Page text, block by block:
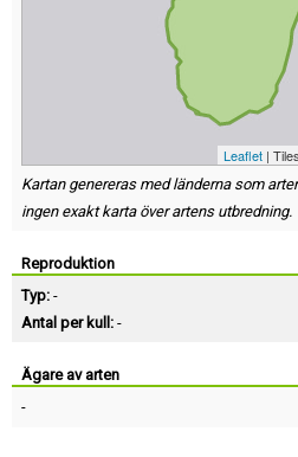
Leaflet |
Kartan genereras med länderna som
ingen exakt karta över artens utbredning.
Reproduktion
Typ: -
Antal per kull: -
Ägare av arten
-